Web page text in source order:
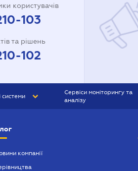
користувачів
103
та рішень
102
системи
Сервіси моніторингу та
аналізу
компанії